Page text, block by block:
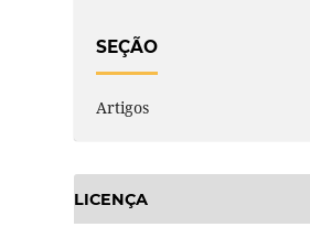
SEÇÃO
Artigos
LICENÇA